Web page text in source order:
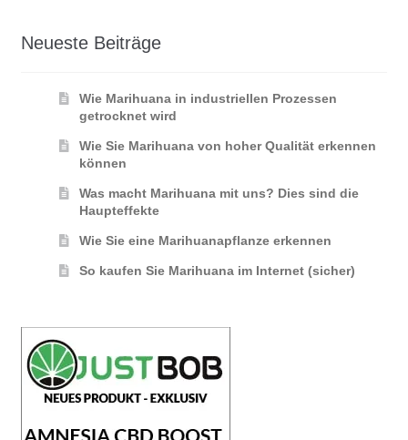
Neueste Beiträge
Wie Marihuana in industriellen Prozessen
getrocknet wird
Wie Sie Marihuana von hoher Qualität erkennen
können
Was macht Marihuana mit uns? Dies sind die
Haupteffekte
Wie Sie eine Marihuanapflanze erkennen
So kaufen Sie Marihuana im Internet (sicher)